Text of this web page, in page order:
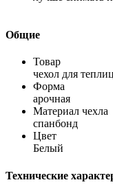
Общие
Товар
чехол для
Форма
арочная
Материал чехла
спанбонд
Цвет
Белый
Технические